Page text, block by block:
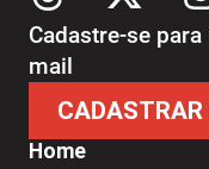
Home
Cadastre-se
mail
CADASTRAR